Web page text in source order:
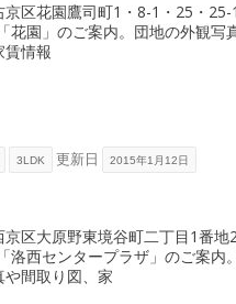
京区花園鷹司町1・8-1・25・25-
花園」のご案内。団地の外観写
賃情報
3LDK 更新日 2015年1月12日
区大原野東境谷町二丁目1番地
洛西センタープラザ」のご案内
間取り図、家